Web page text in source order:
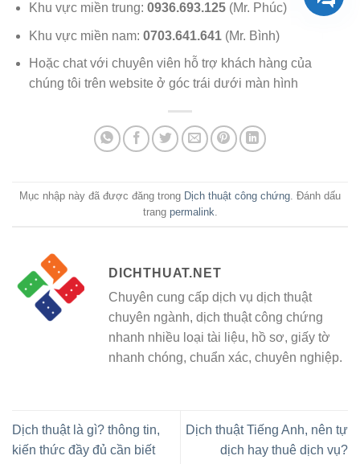
Khu vực miền trung: 0936.693.125(Mr. Phúc)
Khu vực miền nam: 0703.641.641(Mr. Bình)
Hoặc chat với chuyên viên hỗ trợ khách hàng của
chúng tôi trên website ở góc trái dưới màn hình
Mục nhập này đã được đăng trong Dịch thuật công chứng . Đánh dấu
trang permalink
DICHTHUAT.NET
Chuyên cung cấp dịch vụ dịch thuật
chuyên ngành, dịch thuật công chứng
nhanh nhiều loại tài liệu, hồ sơ, giấy tờ
nhanh chóng, chuẩn xác, chuyên nghiệp.
Dịch thuật là gì? thông tin,
kiến thức đầy đủ cần biết
Dịch thuật Tiếng Anh, nên tự
dịch hay thuê dịch vụ?